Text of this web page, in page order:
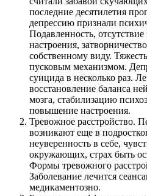
последние десятилетия
депрессию признали
Подавленность,
настроения,
собственному виду.
пусковым механизмом.
суицида в несколько раз.
восстановление баланса
мозга, стабилизацию
повышение настроения.
Тревожное расстройство.
возникают еще в
неуверенность в себе,
окружающих, страх быть
Формы тревожного
Заболевание лечится
медикаментозно.